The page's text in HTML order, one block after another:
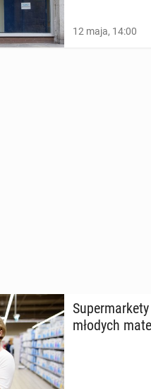
12 maja, 14:00
młodych